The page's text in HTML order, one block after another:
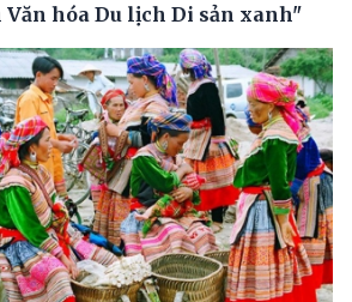
hóa Du lịch Di sản xanh"